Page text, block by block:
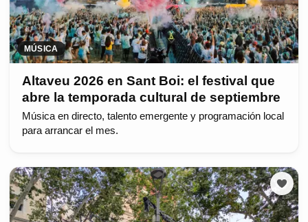
MÚSICA
Altaveu 2026 en Sant Boi: el festival que
abre la temporada cultural de septiembre
Música en directo, talento emergente y programación local
para arrancar el mes.